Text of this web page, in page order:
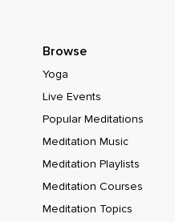
Ich weiß,
Wie es sich anfühlt,
Meine schöpferische
Wie es sich anfühlt,
Im vollen Vertrauen,
Browse
Yoga
Live Events
Popular Meditations
Meditation Music
Meditation Playlists
Meditation Courses
Meditation Topics